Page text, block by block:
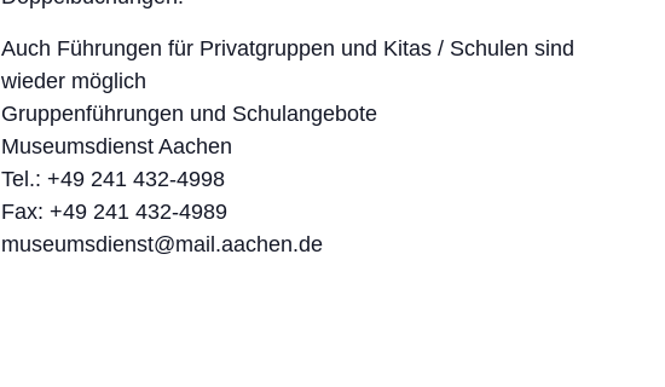
Auch Führungen für Privatgruppen und Kitas / Schulen sind
wieder möglich
Gruppenführungen und Schulangebote
Museumsdienst Aachen
Tel.: +49 241 432-4998
Fax: +49 241 432-4989
museumsdienst@mail.aachen.de